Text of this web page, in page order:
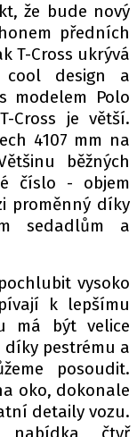
je
118 23 054
že bude nový
předních
T-Cross ukrývá
cool design a
modelem Polo
Cross je větší.
4107 mm na
běžných
číslo - objem
proměnný díky
sedadlům a
vysoko
k lepšímu
má být velice
pestrému a
posoudit.
oko, dokonale
detaily vozu.